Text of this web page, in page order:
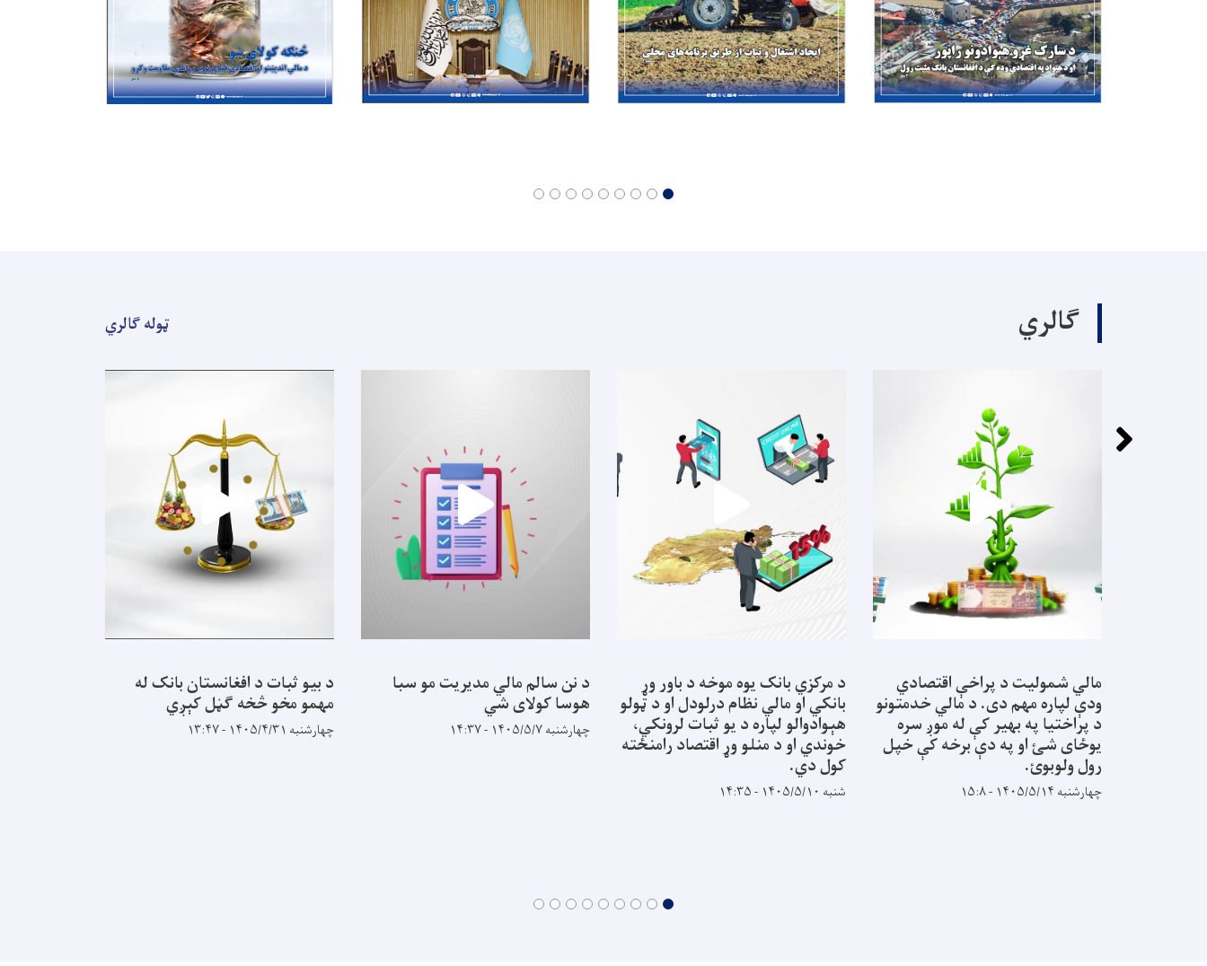
ګالري ټوله ګالري
مالي شمولیت د پراخې اقتصادي
ودې لپاره مهم دی. د مالي خدمتونو
د پراختیا په بهیر کې له موږ سره
یوځای شئ او په دې برخه کې خپل
رول ولوبوئ.
چهارشنبه ۱۴۰۵/۵/۱۴ - ۱۵:۸
د مرکزي بانک یوه موخه د باور وړ
بانکي او مالي نظام درلودل او د ټولو
هېوادوالو لپاره د یو ثبات لرونکي،
خوندي او د منلو وړ اقتصاد رامنځته
کول دي.
شنبه ۱۴۰۵/۵/۱۰ - ۱۴:۳۵
د نن سالم مالي مدیریت مو سبا
هوسا کولای شي
چهارشنبه ۱۴۰۵/۵/۷ - ۱۴:۳۷
د بیو ثبات د افغانستان بانک له
مهمو مخو څخه ګڼل کېږي
چهارشنبه ۱۴۰۵/۴/۳۱ - ۱۳:۴۷